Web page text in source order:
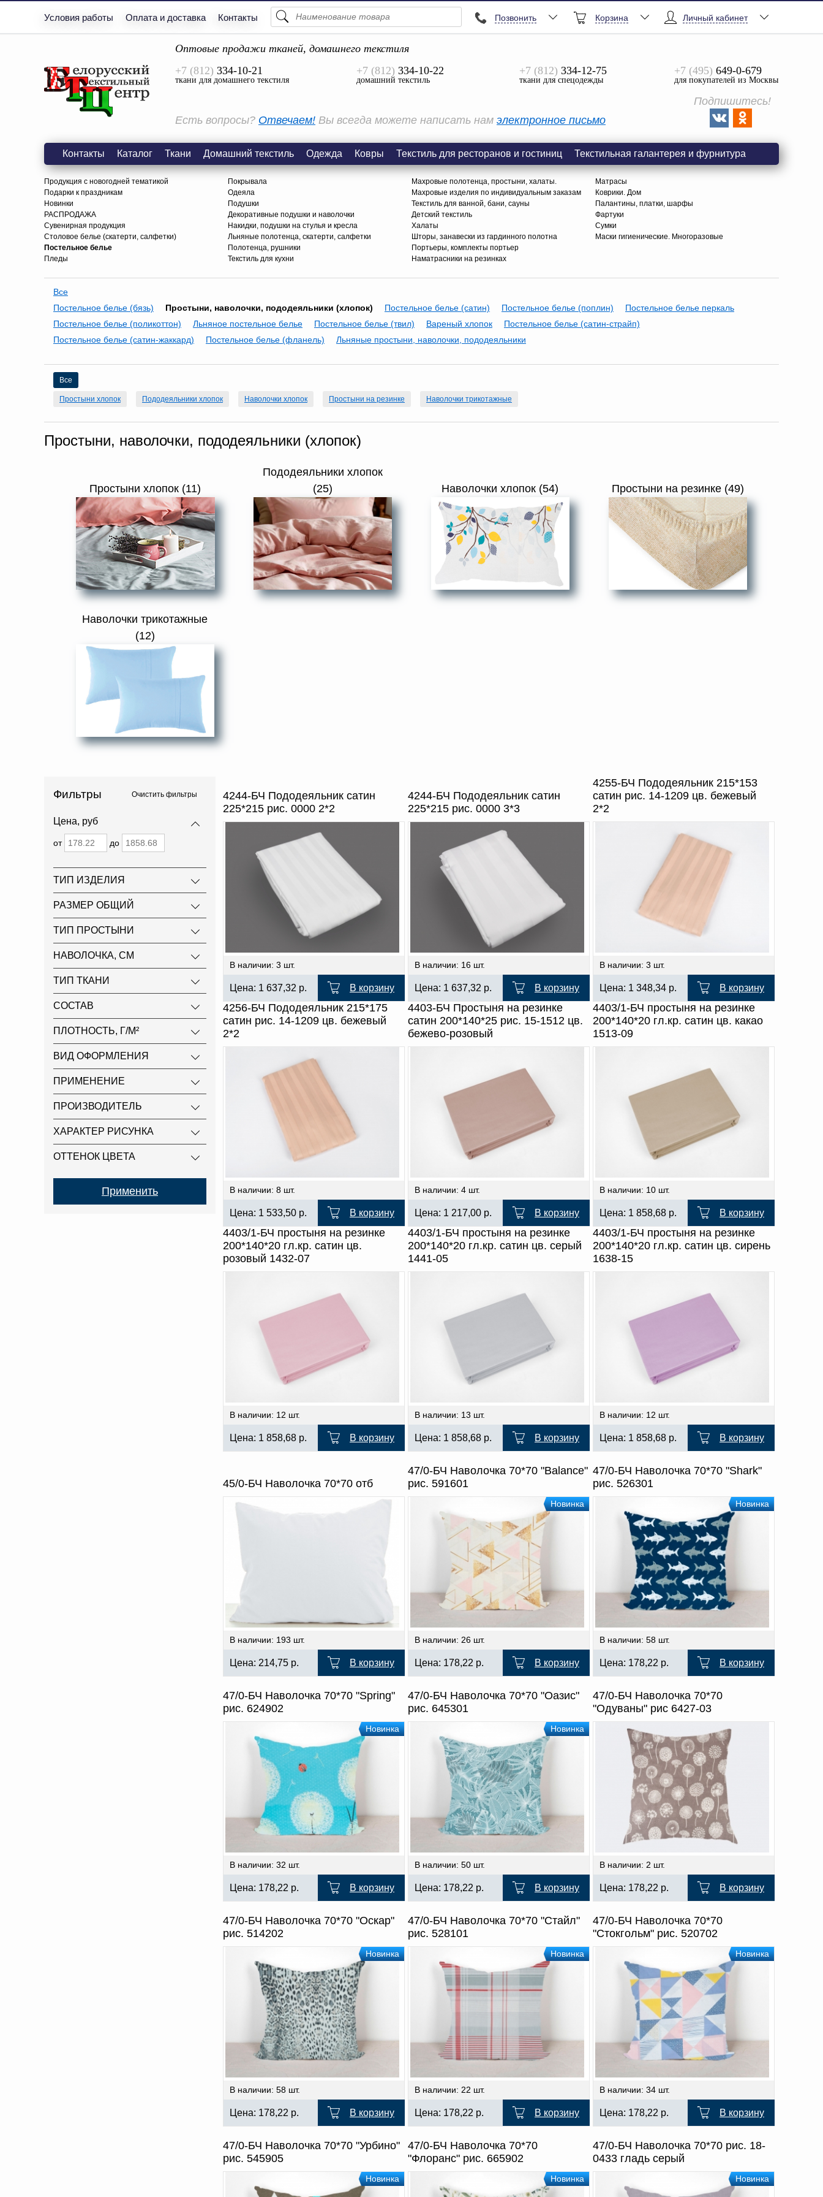
Условия работы Оплата и доставка Контакты
Просмотреть Все
Личный кабинет
Корзина
Позвонить
Оптовые продажи тканей, домашнего текстиля
+7 (812) 334-10-21
ткани для домашнего текстиля
+7 (812) 334-10-22
домашний текстиль
+7 (812) 334-12-75
ткани для спецодежды
+7 (495) 649-0-679
для покупателей из Москвы
Есть вопросы? Отвечаем! Вы всегда можете написать нам электронное письмо
Подпишитесь!
Контакты Каталог Ткани Домашний текстиль Одежда Ковры Текстиль для ресторанов и гостиниц Текстильная галантерея и фурнитура
Продукция с новогодней тематикой
Подарки к праздникам
Новинки
РАСПРОДАЖА
Сувенирная продукция
Столовое белье (скатерти, салфетки)
Постельное белье
Пледы
Покрывала
Одеяла
Подушки
Декоративные подушки и наволочки
Накидки, подушки на стулья и кресла
Льняные полотенца, скатерти, салфетки
Полотенца, рушники
Текстиль для кухни
Махровые полотенца, простыни, халаты.
Махровые изделия по индивидуальным заказам
Текстиль для ванной, бани, сауны
Детский текстиль
Халаты
Шторы, занавески из гардинного полотна
Портьеры, комплекты портьер
Наматрасники на резинках
Матрасы
Коврики. Дом
Палантины, платки, шарфы
Фартуки
Сумки
Маски гигиенические. Многоразовые
Все
Постельное белье (бязь)
Простыни, наволочки, пододеяльники (хлопок) Постельное белье (сатин) Постельное белье (поплин)
Постельное белье перкаль
Постельное белье (поликоттон)
Льняное постельное белье Постельное белье (твил) Вареный хлопок
Постельное белье (сатин-страйп)
Постельное белье (сатин-жаккард)
Постельное белье (фланель) Льняные простыни, наволочки, пододеяльники
Все
Простыни хлопок Пододеяльники хлопок Наволочки хлопок Простыни на резинке Наволочки трикотажные
Простыни, наволочки, пододеяльники (хлопок)
Простыни хлопок (11)
Пододеяльники хлопок
(25)
Наволочки хлопок (54) Простыни на резинке (49)
Наволочки трикотажные
(12)
Фильтры Очистить фильтры
Цена, руб
от до
ТИП ИЗДЕЛИЯ
РАЗМЕР ОБЩИЙ
ТИП ПРОСТЫНИ
НАВОЛОЧКА, СМ
ТИП ТКАНИ
СОСТАВ
ПЛОТНОСТЬ, Г/М²
ВИД ОФОРМЛЕНИЯ
ПРИМЕНЕНИЕ
ПРОИЗВОДИТЕЛЬ
ХАРАКТЕР РИСУНКА
ОТТЕНОК ЦВЕТА
4244-БЧ Пододеяльник сатин
225*215 рис. 0000 2*2
В наличии: 3 шт.
Цена: 1 637,32 р. В корзину
4244-БЧ Пододеяльник сатин
225*215 рис. 0000 3*3
В наличии: 16 шт.
Цена: 1 637,32 р. В корзину
4255-БЧ Пододеяльник 215*153
сатин рис. 14-1209 цв. бежевый
2*2
В наличии: 3 шт.
Цена: 1 348,34 р. В корзину
4256-БЧ Пододеяльник 215*175
сатин рис. 14-1209 цв. бежевый
2*2
В наличии: 8 шт.
Цена: 1 533,50 р. В корзину
4403-БЧ Простыня на резинке
сатин 200*140*25 рис. 15-1512 цв.
бежево-розовый
В наличии: 4 шт.
Цена: 1 217,00 р. В корзину
4403/1-БЧ простыня на резинке
200*140*20 гл.кр. сатин цв. какао
1513-09
В наличии: 10 шт.
Цена: 1 858,68 р. В корзину
4403/1-БЧ простыня на резинке
200*140*20 гл.кр. сатин цв.
розовый 1432-07
В наличии: 12 шт.
Цена: 1 858,68 р. В корзину
4403/1-БЧ простыня на резинке
200*140*20 гл.кр. сатин цв. серый
1441-05
В наличии: 13 шт.
Цена: 1 858,68 р. В корзину
4403/1-БЧ простыня на резинке
200*140*20 гл.кр. сатин цв. сирень
1638-15
В наличии: 12 шт.
Цена: 1 858,68 р. В корзину
45/0-БЧ Наволочка 70*70 отб
В наличии: 193 шт.
Цена: 214,75 р. В корзину
47/0-БЧ Наволочка 70*70 "Balance"
рис. 591601
Новинка
В наличии: 26 шт.
Цена: 178,22 р. В корзину
47/0-БЧ Наволочка 70*70 "Shark"
рис. 526301
Новинка
В наличии: 58 шт.
Цена: 178,22 р. В корзину
47/0-БЧ Наволочка 70*70 "Spring"
рис. 624902
Новинка
В наличии: 32 шт.
Цена: 178,22 р. В корзину
47/0-БЧ Наволочка 70*70 "Оазис"
рис. 645301
Новинка
В наличии: 50 шт.
Цена: 178,22 р. В корзину
47/0-БЧ Наволочка 70*70
"Одуваны" рис 6427-03
В наличии: 2 шт.
Цена: 178,22 р. В корзину
47/0-БЧ Наволочка 70*70 "Оскар"
рис. 514202
Новинка
В наличии: 58 шт.
Цена: 178,22 р. В корзину
47/0-БЧ Наволочка 70*70 "Стайл"
рис. 528101
Новинка
В наличии: 22 шт.
Цена: 178,22 р. В корзину
47/0-БЧ Наволочка 70*70
"Стокгольм" рис. 520702
Новинка
В наличии: 34 шт.
Цена: 178,22 р. В корзину
47/0-БЧ Наволочка 70*70 "Урбино"
рис. 545905
Новинка
47/0-БЧ Наволочка 70*70
"Флоранс" рис. 665902
Новинка
47/0-БЧ Наволочка 70*70 рис. 18-
0433 гладь серый
Новинка